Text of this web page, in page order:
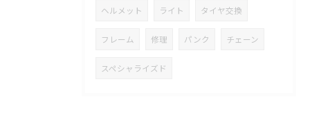
ヘルメット ライト タイヤ交換
フレーム 修理 パンク チェーン
スペシャライズド